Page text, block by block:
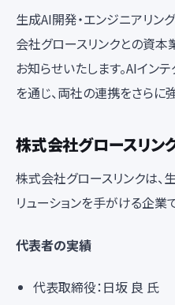
生成AI開発・エンジニアリン
会社グロースリンクとの資
お知らせいたします。AIイン
を通じ、両社の連携をさらに
株式会社グロースリン
株式会社グロースリンクは、
リューションを手がける企業
代表者の実績
代表取締役：日坂 良 氏